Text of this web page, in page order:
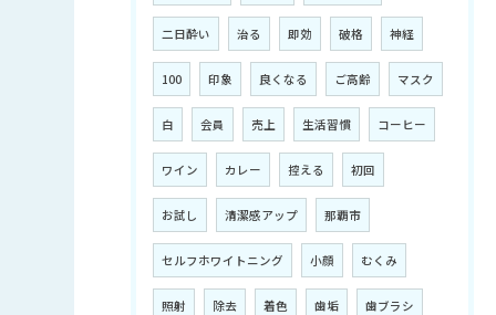
二日酔い 治る 即効 破格 神経
100 印象 良くなる ご高齢 マスク
白 会員 売上 生活習慣 コーヒー
ワイン カレー 控える 初回
お試し 清潔感アップ 那覇市
セルフホワイトニング 小顔 むくみ
照射 除去 着色 歯垢 歯ブラシ